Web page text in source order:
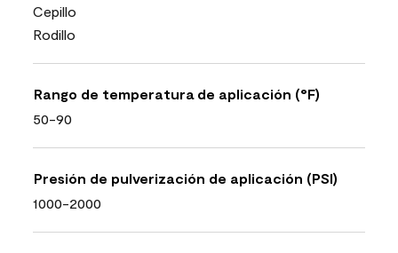
Cepillo
Rodillo
Rango de temperatura de aplicación (°F)
50-90
Presión de pulverización de aplicación (PSI)
1000-2000